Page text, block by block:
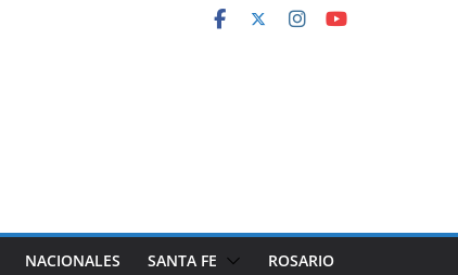
NACIONALES SANTA FE ROSARIO